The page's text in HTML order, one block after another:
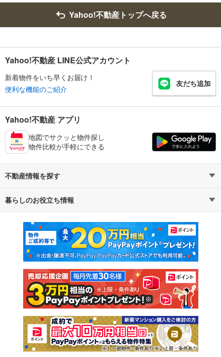
Yahoo!不動産トップへ戻る
Yahoo!不動産 LINE公式アカウント
新着物件をいち早くお届け！
便利な機能のご紹介
友だち追加
Yahoo!不動産 アプリ
地図でサクッと物件探し
物件比較が手軽にできる
不動産情報を探す
不動産・住宅
新築マンション 中古マンション
新築一戸建て 中古一戸建て
注文住宅 土地
売却査定
暮らしのお役立ち情報
マンションカタログ 教えて！住まいの先生